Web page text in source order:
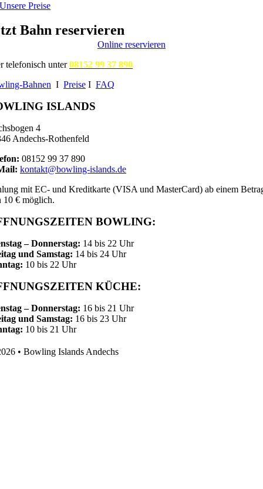
Unsere Preise
Bahn reservieren
Online reservieren
telefonisch unter08152 99 37 890
Bahnen I Preise I FAQ
ISLANDS
4
Andechs-Rothenfeld
08152 99 37 890
kontakt@bowling-islands.de
mit EC- und Kreditkarte (VISA und MasterCard) ab einem
10 € möglich.
BOWLING:
– Donnerstag: 14 bis 22 Uhr
und Samstag: 14 bis 24 Uhr
10 bis 22 Uhr
KÜCHE:
– Donnerstag: 16 bis 21 Uhr
und Samstag: 16 bis 23 Uhr
10 bis 21 Uhr
• Bowling Islands Andechs